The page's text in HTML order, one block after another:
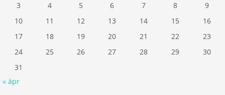
3
4 5 6 7 8
9
10
11 12 13 14 15
16
17
18 19 20 21 22
23
24
25 26 27 28 29
30
31
« ápr